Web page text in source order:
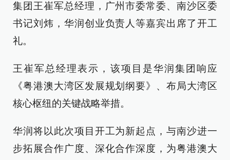
集团王崔军总经理，广州市委常委、南沙区委
书记刘炜，华润创业负责人等嘉宾出席了开工
礼。
王崔军总经理表示，该项目是华润集团响应
《粤港澳大湾区发展规划纲要》、布局大湾区
核心枢纽的关键战略举措。
华润将以此次项目开工为新起点，与南沙进一
步拓展合作广度、深化合作深度，为粤港澳大